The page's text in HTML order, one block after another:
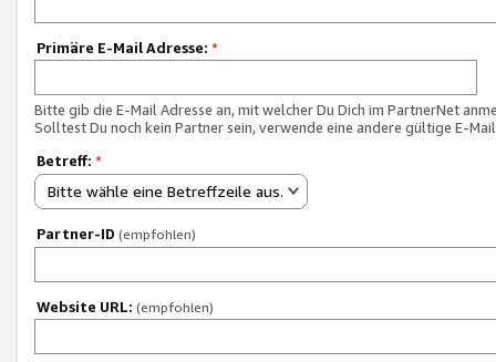
Primäre E-Mail Adresse: *
Bitte gib die E-Mail Adresse an, mit welcher Du Dich im PartnerNet
Solltest Du noch kein Partner sein, verwende eine andere gültige E-
Betreff: *
Bitte wähle eine Betreffzeile aus.
Partner-ID (empfohlen)
Website URL: (empfohlen)